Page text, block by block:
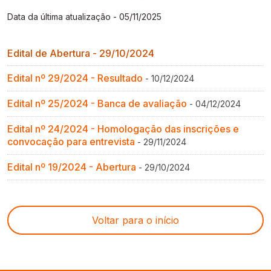
Data da última atualização - 05/11/2025
Edital de Abertura - 29/10/2024
Edital nº 29/2024 - Resultado - 10/12/2024
Edital nº 25/2024 - Banca de avaliação - 04/12/2024
Edital nº 24/2024 - Homologação das inscrições e
convocação para entrevista - 29/11/2024
Edital nº 19/2024 - Abertura - 29/10/2024
Voltar para o início
[GAPI]
Especialização em Gestão de Ambientes de
Aprendizagem [PDE]
Gestão Escolar [GESC]
[GAPI]
Especialização em Gestão de Ambientes de
Aprendizagem [PDE]
Gestão Escolar [GESC]
[GAPI]
Especialização em Gestão de Ambientes de
Aprendizagem [PDE]
Gestão Escolar [GESC]
[GAPI]
Especialização em Gestão de Ambientes de
Aprendizagem [PDE]
Gestão Escolar [GESC]
[GAPI]
Especialização em Gestão de Ambientes de
Aprendizagem [PDE]
Gestão Escolar [GESC]